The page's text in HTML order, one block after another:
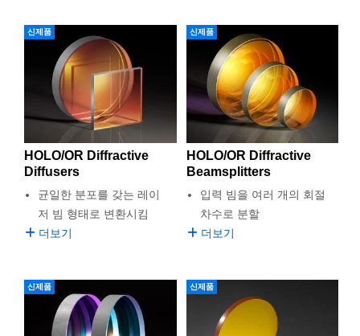
Gratings™
Components
(UFI)
신제품
HOLO/OR Diffractive
Diffusers
균일한 분포를 갖는 레이
저 빔 형태로 변환시킴
더보기
신제품
HOLO/OR Diffractive
Beamsplitters
입력 빔을 여러 개의 회절
차수로 분할
더보기
신제품 신제품